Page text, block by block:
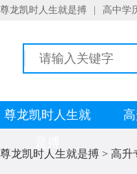
尊龙凯时人生就是搏 高中学
尊龙凯时人生就
尊龙凯时人生就是搏 > 高升